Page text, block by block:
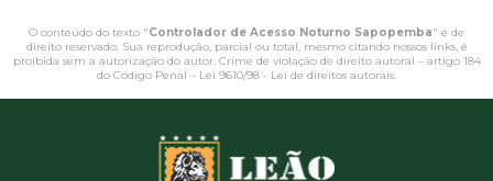
O conteúdo do texto "Controlador de Acesso Noturno Sapopemba" é de
direito reservado. Sua reprodução, parcial ou total, mesmo citando nossos links, é
proibida sem a autorização do autor. Crime de violação de direito autoral – artigo 184
do Código Penal – Lei 9610/98 - Lei de direitos autorais.